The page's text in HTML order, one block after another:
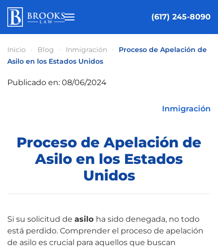
Ir al contenido principal
(617) 245-8090
Inicio Blog Inmigración
Proceso de Apelación de
Asilo en los Estados Unidos
Publicado en: 08/06/2024
Inmigración
Proceso de Apelación de
Asilo en los Estados
Unidos
Si su solicitud de asilo ha sido denegada, no todo
está perdido. Comprender el proceso de apelación
de asilo es crucial para aquellos que buscan